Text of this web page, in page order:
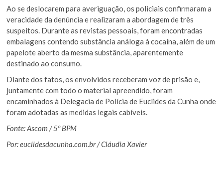
Ao se deslocarem para averiguação, os policiais confirmaram a
veracidade da denúncia e realizaram a abordagem de três
suspeitos. Durante as revistas pessoais, foram encontradas
embalagens contendo substância análoga à cocaína, além de um
papelote aberto da mesma substância, aparentemente
destinado ao consumo.
Diante dos fatos, os envolvidos receberam voz de prisão e,
juntamente com todo o material apreendido, foram
encaminhados à Delegacia de Polícia de Euclides da Cunha onde
foram adotadas as medidas legais cabíveis.
Fonte: Ascom / 5º BPM
Por: euclidesdacunha.com.br / Cláudia Xavier